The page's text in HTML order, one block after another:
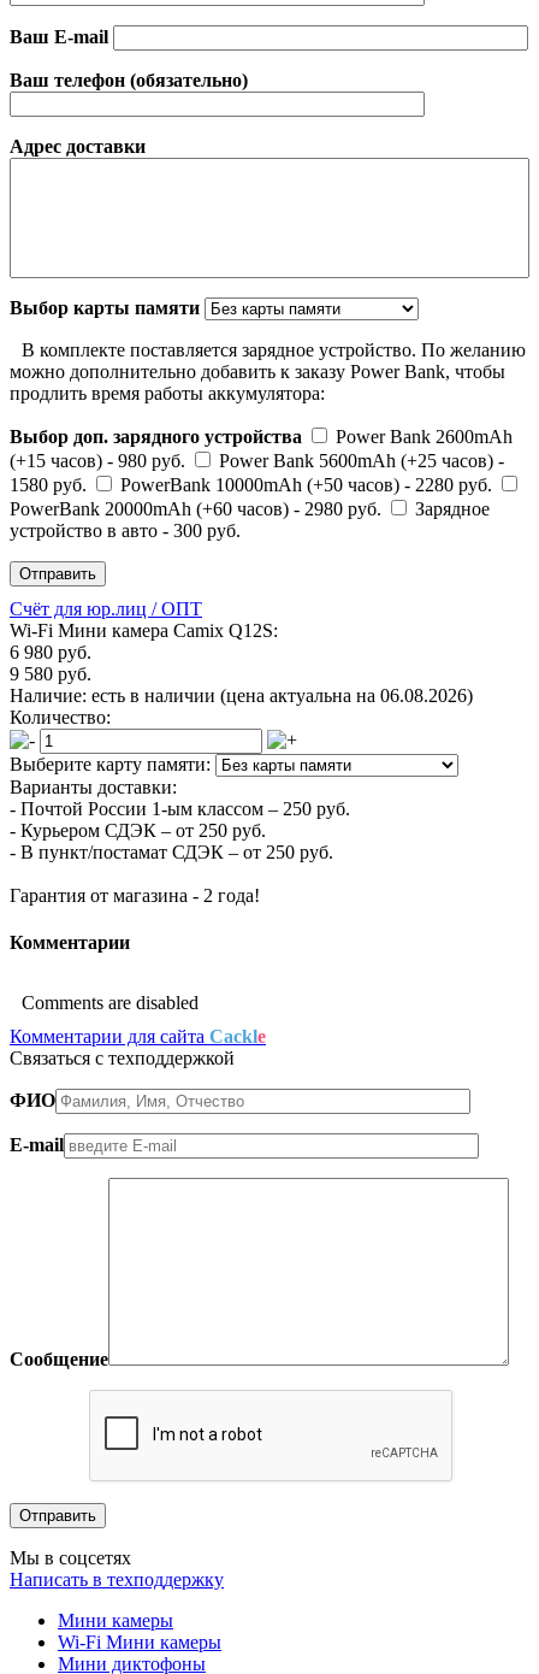
Ваш E-mail
Ваш телефон (обязательно)
Адрес доставки
Выбор карты памяти
В комплекте поставляется зарядное устройство. По желанию
можно дополнительно добавить к заказу Power Bank, чтобы
продлить время работы аккумулятора:
Выбор доп. зарядного устройства
Power Bank 2600mAh
(+15 часов) - 980 руб.
Power Bank 5600mAh (+25 часов) -
1580 руб.
PowerBank 10000mAh (+50 часов) - 2280 руб.
PowerBank 20000mAh (+60 часов) - 2980 руб.
Зарядное
устройство в авто - 300 руб.
Счёт для юр.лиц / ОПТ
Wi-Fi Мини камера Camix Q12S:
6 980 руб.
9 580 руб.
Наличие: есть в наличии (цена актуальна на 06.08.2026)
Количество:
Выберите карту памяти:
Варианты доставки:
- Почтой России 1-ым классом – 250 руб.
- Курьером СДЭК – от 250 руб.
- В пункт/постамат СДЭК – от 250 руб.
Гарантия от магазина - 2 года!
Комментарии
Comments are disabled
Комментарии для сайта Cackle
Связаться с техподдержкой
ФИО
E-mail
Сообщение
Мы в соцсетях
Написать в техподдержку
Мини камеры
Wi-Fi Мини камеры
Мини диктофоны